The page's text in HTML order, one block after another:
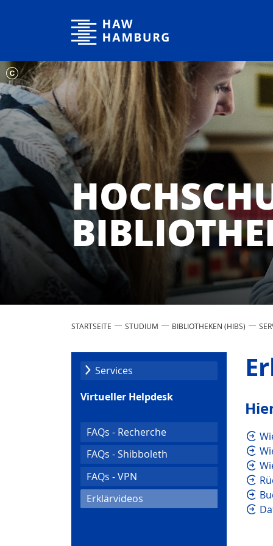
Hochschule für Angewandte Wissenschaften Hamburg
STARTSEITE STUDIUM BIBLIOTHEKEN (HIBS)
Services
Virtueller Helpdesk
FAQs - Recherche
FAQs - Shibboleth
FAQs - VPN
Erklärvideos